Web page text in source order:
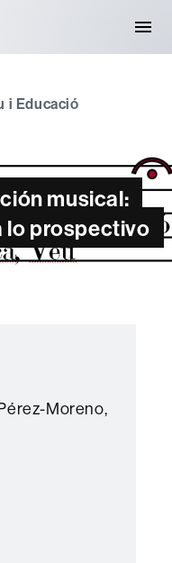
i Educació
musical:
lo prospectivo
Moreno,